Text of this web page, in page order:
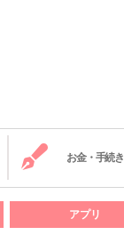
お金・手続き
アプリ